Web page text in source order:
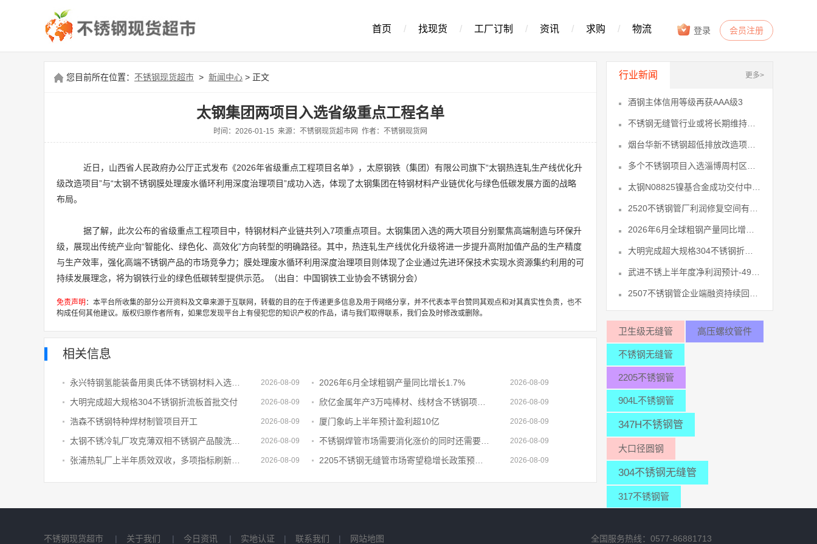
登录 会员注册
首页 / 找现货 / 工厂订制 / 资讯 / 求购 / 物流
您目前所在位置： 不锈钢现货超市 > 新闻中心 > 正文
太钢集团两项目入选省级重点工程名单
时间：2026-01-15 来源：不锈钢现货超市网 作者：不锈钢现货网
近日，山西省人民政府办公厅正式发布《2026年省级重点工程项目名单》，太原钢铁（集团）有限公司旗下“太钢热连轧生产线优化升
级改造项目”与“太钢不锈钢膜处理废水循环利用深度治理项目”成功入选，体现了太钢集团在特钢材料产业链优化与绿色低碳发展方面的战略
布局。
据了解，此次公布的省级重点工程项目中，特钢材料产业链共列入7项重点项目。太钢集团入选的两大项目分别聚焦高端制造与环保升
级，展现出传统产业向“智能化、绿色化、高效化”方向转型的明确路径。其中，热连轧生产线优化升级将进一步提升高附加值产品的生产精度
与生产效率，强化高端不锈钢产品的市场竞争力；膜处理废水循环利用深度治理项目则体现了企业通过先进环保技术实现水资源集约利用的可
持续发展理念，将为钢铁行业的绿色低碳转型提供示范。（出自：中国钢铁工业协会不锈钢分会）
免责声明 ：本平台所收集的部分公开资料及文章来源于互联网，转载的目的在于传递更多信息及用于网络分享，并不代表本平台赞同其观点和对其真实性负责，也不
构成任何其他建议。版权归原作者所有，如果您发现平台上有侵犯您的知识产权的作品，请与我们取得联系，我们会及时修改或删除。
相关信息
2026-08-09 2026年6月全球粗钢产量同比增长1.7% 2026-08-09
大明完成超大规格304不锈钢折流板首批交付 2026-08-09 2026-08-09
浩森不锈钢特种焊材制管项目开工 2026-08-09 厦门象屿上半年预计盈利超10亿 2026-08-09
2026-08-09 2026-08-09
2026-08-09 2026-08-09
行业新闻 更多>
酒钢主体信用等级再获AAA级3
卫生级无缝管 高压螺纹管件
不锈钢无缝管
2205不锈钢管
904L不锈钢管
347H不锈钢管
大口径圆钢
304不锈钢无缝管
317不锈钢管
不锈钢现货超市 | 关于我们 | 今日资讯 | 实地认证 | 联系我们 | 网站地图 全国服务热线：0577-86881713